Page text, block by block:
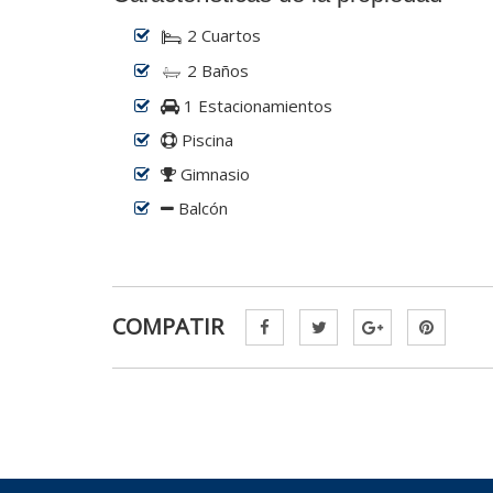
2 Cuartos
2 Baños
1 Estacionamientos
Piscina
Gimnasio
Balcón
COMPATIR